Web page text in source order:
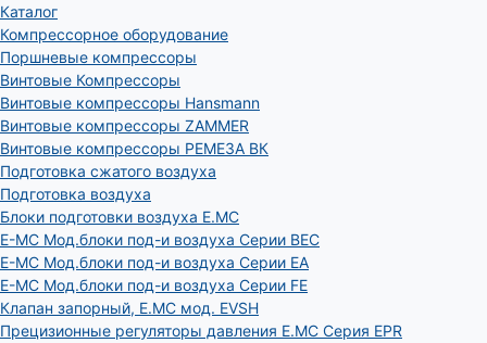
Каталог
Компрессорное оборудование
Поршневые компрессоры
Винтовые Компрессоры
Винтовые компрессоры Hansmann
Винтовые компрессоры ZAMMER
Винтовые компрессоры РЕМЕЗА ВК
Подготовка сжатого воздуха
Подготовка воздуха
Блоки подготовки воздуха E.MC
E-MC Мод.блоки под-и воздуха Серии BEC
E-MC Мод.блоки под-и воздуха Серии EA
E-MC Мод.блоки под-и воздуха Серии FE
Клапан запорный, E.MC мод. EVSH
Прецизионные регуляторы давления E.MC Серия EPR